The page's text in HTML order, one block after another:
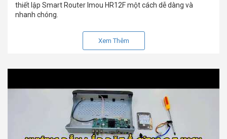
thiết lập Smart Router Imou HR12F một cách dễ dàng và
nhanh chóng.
Xem Thêm